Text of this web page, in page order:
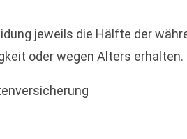
jeweils die Hälfte der
oder wegen Alters erhalten.